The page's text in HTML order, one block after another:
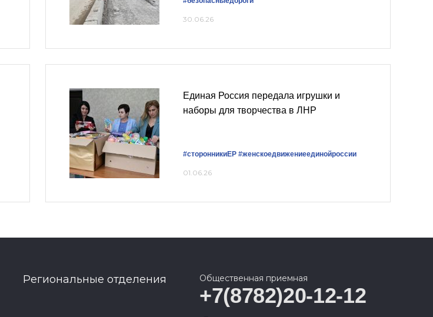
30.06.26
Единая Россия передала игрушки и
наборы для творчества в ЛНР
#сторонникиЕР #женскоедвижениеединойроссии
01.06.26
Региональные отделения Общественная приемная
+7(8782)20-12-12